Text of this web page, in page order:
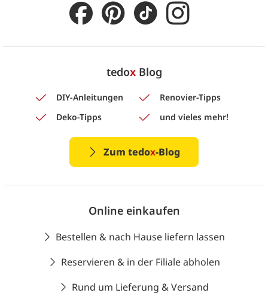
tedoxBlog
DIY-Anleitungen
Renovier-Tipps
Deko-Tipps
und vieles mehr!
Zum tedox-Blog
Online einkaufen
Bestellen & nach Hause liefern lassen
Reservieren & in der Filiale abholen
Rund um Lieferung & Versand